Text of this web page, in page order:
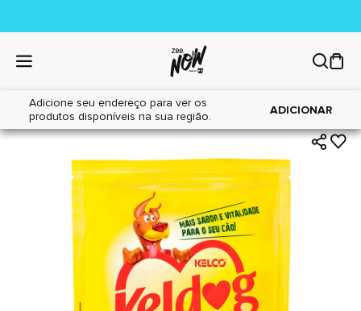
Adicione seu endereço para ver os
produtos disponíveis na sua região.
ADICIONAR
Home|Cães|Petiscos